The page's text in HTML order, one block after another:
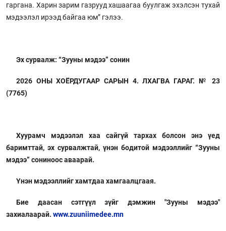
гаргана. Харин зарим газрууд хашаагаа буулгаж эхэлсэн тухай
мэдээлэл ирээд байгаа юм” гэлээ.
Эх сурвалж: “Зууны мэдээ” сонин
2026 ОНЫ ХОЁРДУГААР САРЫН 4. ЛХАГВА ГАРАГ. № 23
(7765)
Хуурамч мэдээлэл хаа сайгүй тархах болсон энэ үед
баримттай, эх сурвалжтай, үнэн бодитой мэдээллийг “Зууны
мэдээ” сониноос аваарай.
Үнэн мэдээллийг хамтдаа хамгаалцгаая.
Бие даасан сэтгүүл зүйг дэмжин "Зууны мэдээ"
захиалаарай. www.zuuniimedee.mn